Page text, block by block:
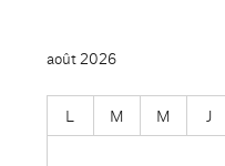
août 2026
L M M J